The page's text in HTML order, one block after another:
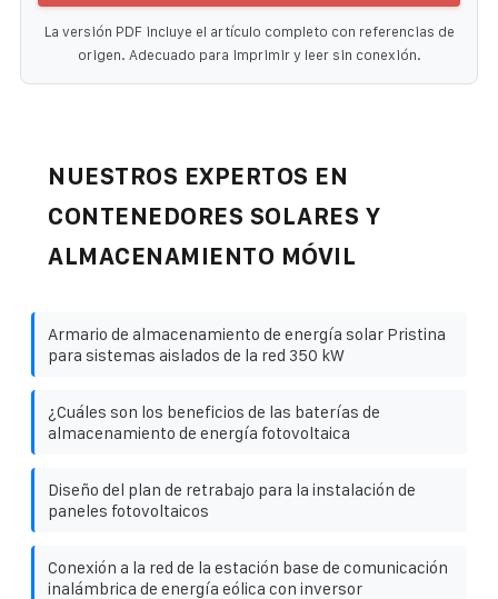
La versión PDF incluye el artículo completo con referencias de
origen. Adecuado para imprimir y leer sin conexión.
NUESTROS EXPERTOS EN
CONTENEDORES SOLARES Y
ALMACENAMIENTO MÓVIL
Armario de almacenamiento de energía solar Pristina
para sistemas aislados de la red 350 kW
¿Cuáles son los beneficios de las baterías de
almacenamiento de energía fotovoltaica
Diseño del plan de retrabajo para la instalación de
paneles fotovoltaicos
Conexión a la red de la estación base de comunicación
inalámbrica de energía eólica con inversor